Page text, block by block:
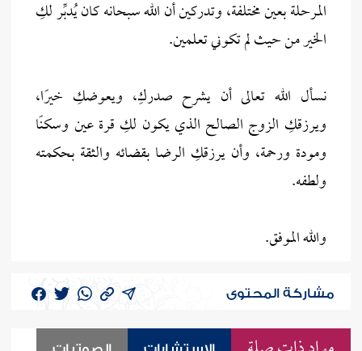
المرحلة بعين مختلفة، وتدركين أن الله سبحانه كان يُدبِّر لكِ
الخير من حيث لم تكوني تعلمين.
نسأل الله تعالى أن يشرح صدركِ، ويعوضكِ خيرًا،
ويرزقكِ الزوج الصالح الذي يكون لكِ قرة عين وسكنًا
ومودة ورحمة، وأن يرزقكِ الرضا بقضائه والثقة بحكمته
ولطفه.
والله الموفق.
مشاركة المحتوى